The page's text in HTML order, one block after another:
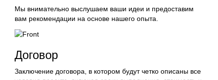
Мы внимательно выслушаем ваши идеи и предоставим
вам рекомендации на основе нашего опыта.
Договор
Заключение договора, в котором будут четко описаны все